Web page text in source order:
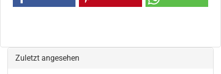
Zuletzt angesehen